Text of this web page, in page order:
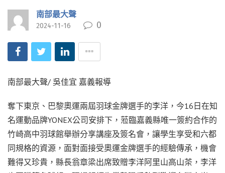
南部最大聲
2024-11-16 0
南部最大聲/ 吳佳宜 嘉義報導
奪下東京、巴黎奧運兩屆羽球金牌選手的李洋，今16日在知
名運動品牌YONEX公司安排下，蒞臨嘉義縣唯一簽約合作的
竹崎高中羽球館舉辦分享講座及簽名會，讓學生享受和六都
同規格的資源，面對面接受奧運金牌選手的經驗傳承，機會
難得又珍貴，縣長翁章梁出席致贈李洋阿里山高山茶，李洋